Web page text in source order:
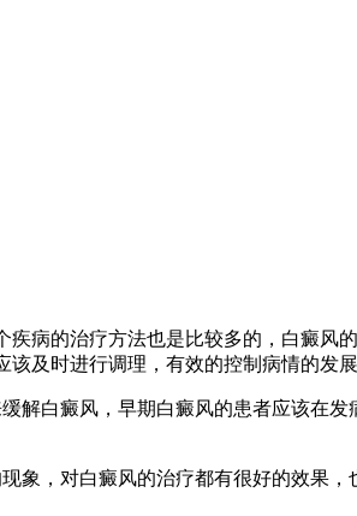
病的治疗方法也是比较多的，白癜风
及时进行调理，有效的控制病情的发展
解白癜风，早期白癜风的患者应该在
象，对白癜风的治疗都有很好的效果